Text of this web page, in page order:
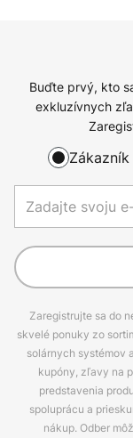
Buďte prvý, kto
exkluzívnych
Zaregistrujte sa do
skvelé ponuky zo
solárnych systémov
kupóny, zľavy na
predstavenia
spoluprácu a
nákup. Odber